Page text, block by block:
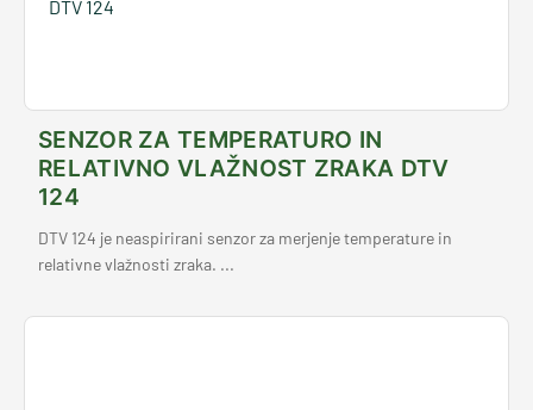
SENZOR ZA TEMPERATURO IN
RELATIVNO VLAŽNOST ZRAKA DTV
124
DTV 124 je neaspirirani senzor za merjenje temperature in
relativne vlažnosti zraka. ...